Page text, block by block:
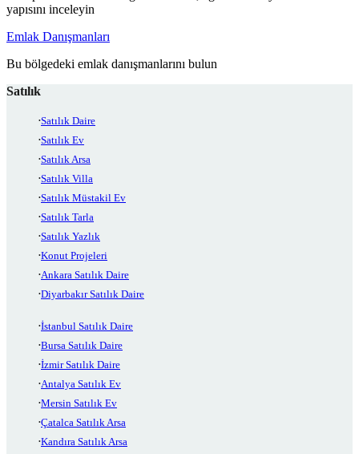
yapısını inceleyin
Emlak Danışmanları
Bu bölgedeki emlak danışmanlarını bulun
Satılık
Satılık Daire
Satılık Ev
Satılık Arsa
Satılık Villa
Satılık Müstakil Ev
Satılık Tarla
Satılık Yazlık
Konut Projeleri
Ankara Satılık Daire
Diyarbakır Satılık Daire
İstanbul Satılık Daire
Bursa Satılık Daire
İzmir Satılık Daire
Antalya Satılık Ev
Mersin Satılık Ev
Çatalca Satılık Arsa
Kandıra Satılık Arsa